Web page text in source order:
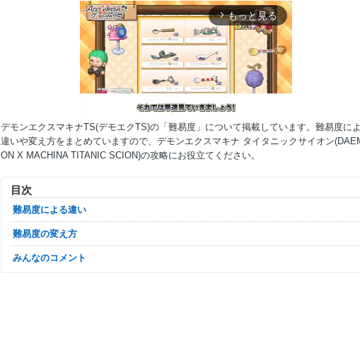
arrow_forward_ios もっと見る
デモンエクスマキナTS(デモエクTS)の「難易度」について掲載しています。難易度に
違いや変え方をまとめていますので、デモンエクスマキナ タイタニックサイオン
ON X MACHINA TITANIC SCION)の攻略にお役立てください。
目次
難易度による違い
難易度の変え方
みんなのコメント